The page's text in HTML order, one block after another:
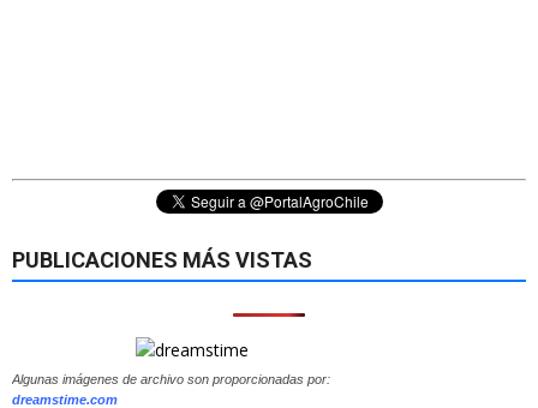
PUBLICACIONES MÁS VISTAS
Algunas imágenes de archivo son proporcionadas por:
dreamstime.com